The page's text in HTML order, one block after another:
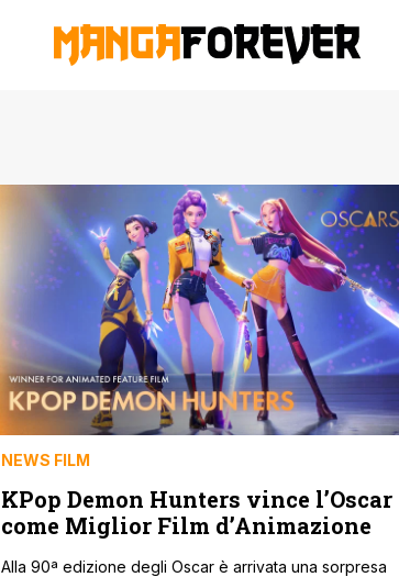
NEWS FILM
KPop Demon Hunters vince l’Oscar
come Miglior Film d’Animazione
Alla 90ª edizione degli Oscar è arrivata una sorpresa